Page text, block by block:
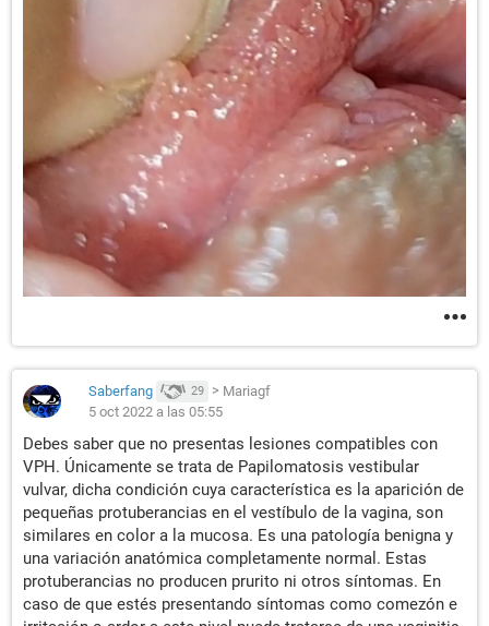
Saberfang 29 > Mariagf
5 oct 2022 a las 05:55
Debes saber que no presentas lesiones compatibles con
VPH. Únicamente se trata de Papilomatosis vestibular
vulvar, dicha condición cuya característica es la aparición de
pequeñas protuberancias en el vestíbulo de la vagina, son
similares en color a la mucosa. Es una patología benigna y
una variación anatómica completamente normal. Estas
protuberancias no producen prurito ni otros síntomas. En
caso de que estés presentando síntomas como comezón e